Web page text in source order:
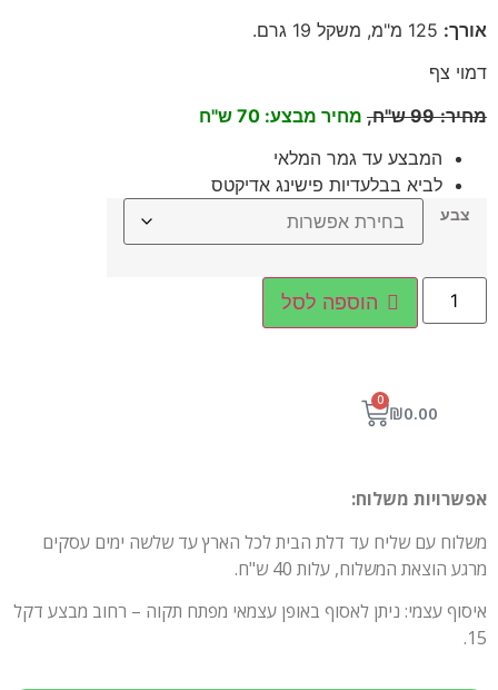
אורך: מ"מ, משקל 19 גרם
.
דמוי צף
מחיר:
99 ש"ח, מחיר מבצע: 70 ש"ח
המבצע עד גמר המלאי
לביא בבלעדיות פישינג אדיקטס
צבע
הוספה לסל
₪0.00
0
אפשרויות משלוח:
משלוח עם שליח עד דלת הבית לכל הארץ עד שלשה ימים עסקים
מרגע הוצאת המשלוח, עלות 40 ש"ח.
איסוף עצמי: ניתן לאסוף באופן עצמאי מפתח תקוה – רחוב מבצע דקל
15.